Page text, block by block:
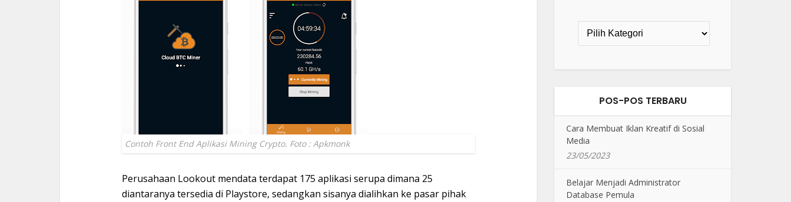
Contoh Front End Aplikasi Mining Crypto. Foto : Apkmonk
Perusahaan Lookout mendata terdapat 175 aplikasi serupa dimana 25
diantaranya tersedia di Playstore, sedangkan sisanya dialihkan ke pasar pihak
POS-POS TERBARU
Cara Membuat Iklan Kreatif di Sosial
Media
23/05/2023
Belajar Menjadi Administrator
Database Pemula